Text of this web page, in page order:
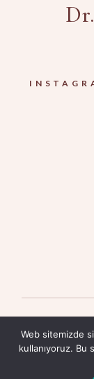
Web sitemizde
kullanıyoruz. Bu